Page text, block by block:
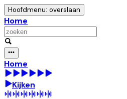
Hoofdmenu: overslaan
Home
Home
Kijken